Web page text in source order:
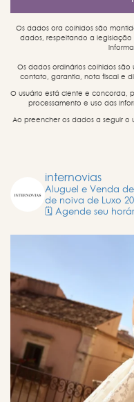
Os dados ora colhidos são
dados, respeitando a legislação
Os dados ordinários colhidos
contato, garantia, nota fiscal e
O usuário está ciente e concorda,
processamento e uso das
Ao preencher os dados a seguir o
internovias
Aluguel e Venda
de noiva de Luxo
🗓️ Agende seu